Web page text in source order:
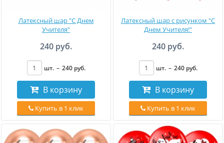
Латексный шар "С Днем
Учителя"
240 руб.
шт. – 240 руб.
В корзину
Купить в 1 клик
Латексный шар с рисунком "С
Днем Учителя!"
240 руб.
шт. – 240 руб.
В корзину
Купить в 1 клик